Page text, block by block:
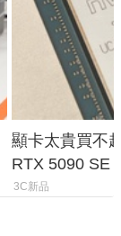
顯卡太貴買不
RTX 5090 SE
體
3C新品